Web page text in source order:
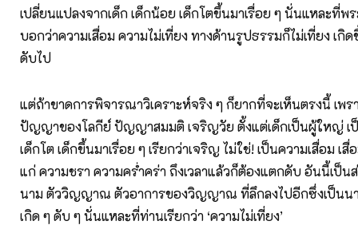
เปลี่ยนแปลงจากเด็ก เด็กน้อย เด็กโตขึ้นมาเรื่อย ๆ นั่นแหละที่พ
บอกว่าความเสื่อม ความไม่เที่ยง ทางด้านรูปธรรมก็ไม่เที่ยง เกิ
ดับไป
แต่ถ้าขาดการพิจารณาวิเคราะห์จริง ๆ ก็ยากที่จะเห็นตรงนี้ เพร
ปัญญาของโลกีย์ ปัญญาสมมติ เจริญวัย ตั้งแต่เด็กเป็นผู้ใหญ่ เป็
เด็กโต เด็กขึ้นมาเรื่อย ๆ เรียกว่าเจริญ ไม่ใช่! เป็นความเสื่อม เสื่
แก่ ความชรา ความคร่ำคร่า ถึงเวลาแล้วก็ต้องแตกดับ อันนี้เป็น
นาม ตัววิญญาณ ตัวอาการของวิญญาณ ที่ลึกลงไปอีกซึ่งเป็นน
เกิด ๆ ดับ ๆ นั่นแหละที่ท่านเรียกว่า ‘ความไม่เที่ยง’